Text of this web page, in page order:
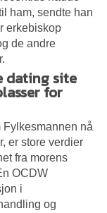
ham, sendte han
erkebiskop
de andre
dating site
for
Fylkesmannen nå
er store verdier
fra morens
OCDW
i
og